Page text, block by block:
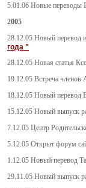
5.01.06 Новые переводы
2005
28.12.05 Новый перевод
года "
28.12.05 Новая статья
19.12.05 Встреча
18.12.05 Новый перевод
15.12.05 Новый выпуск
7.12.05 Центр
5.12.05 Открыт форум
1.12.05 Новый перевод
29.11.05 Новый выпуск